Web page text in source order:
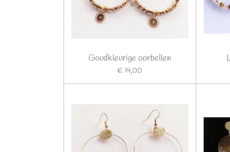
Goudkleurige oorbellen
€ 14,00